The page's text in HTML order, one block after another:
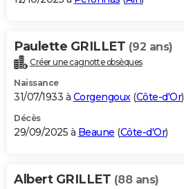
Paulette GRILLET (92 ans)
Créer une cagnotte obsèques
Naissance
31/07/1933 à Corgengoux(Côte-d'Or)
Décès
29/09/2025 à Beaune (Côte-d'Or)
Albert GRILLET (88 ans)